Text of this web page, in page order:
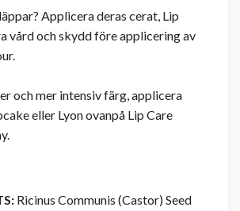
Applicera deras cerat, Lip
vård och skydd före applicering av
och mer intensiv färg, applicera
eller Lyon ovanpå Lip Care
Ricinus Communis (Castor) Seed